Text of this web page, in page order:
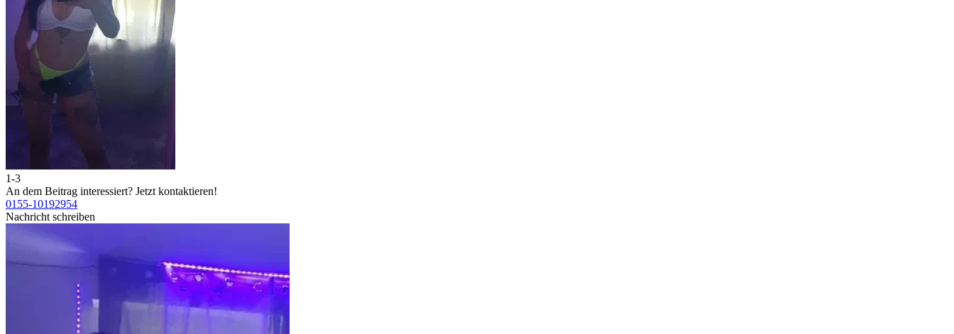
1-3
An dem Beitrag interessiert? Jetzt kontaktieren!
0155-10192954
Nachricht schreiben